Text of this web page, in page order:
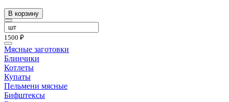
В корзину
1500 ₽
Мясные заготовки
Блинчики
Котлеты
Купаты
Пельмени мясные
Бифштексы